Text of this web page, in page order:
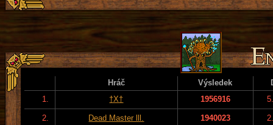
Hráč Výsledek
1.
†X† 1956916
2. Dead Master lll. 1940023